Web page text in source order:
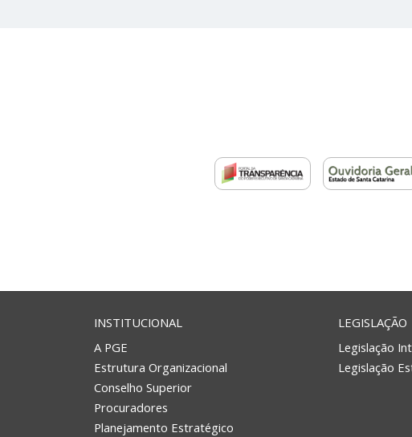
INSTITUCIONAL
A PGE
Estrutura Organizacional
Conselho Superior
Procuradores
Planejamento Estratégico
LEGISLAÇÃO
Legislação
Legislação